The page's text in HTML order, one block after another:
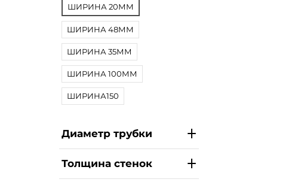
ШИРИНА 20ММ
ШИРИНА 48ММ
ШИРИНА 35ММ
ШИРИНА 100ММ
ШИРИНА150
Диаметр трубки
Толщина стенок